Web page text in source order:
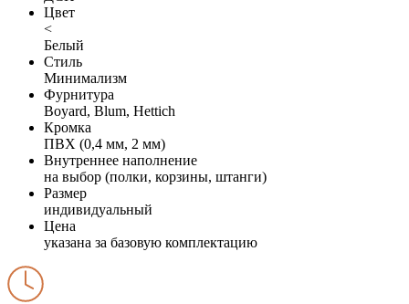
Цвет
<
Белый
Стиль
Минимализм
Фурнитура
Boyard, Blum, Hettich
Кромка
ПВХ (0,4 мм, 2 мм)
Внутреннее наполнение
на выбор (полки, корзины, штанги)
Размер
индивидуальный
Цена
указана за базовую комплектацию